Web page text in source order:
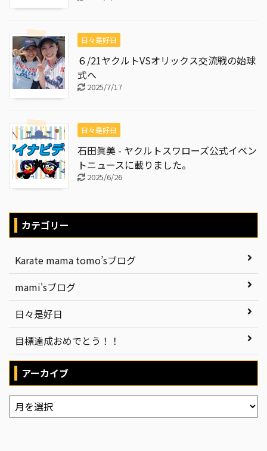
日々是好日
６/21ヤクルトVSオリックス交流戦の始球
式へ
2025/7/17
日々是好日
石田眞美 - ヤクルトスワローズ公式イベン
トニュースに載りました。
2025/6/26
カテゴリー
Karate mama tomo’sブログ
mami'sブログ
日々是好日
目標達成おめでとう！！
アーカイブ